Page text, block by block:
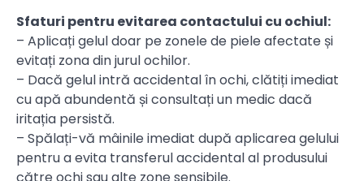
Sfaturi pentru evitarea contactului cu ochiul:
– Aplicați gelul doar pe zonele de piele afectate și
evitați zona din jurul ochilor.
– Dacă gelul intră accidental în ochi, clătiți imediat
cu apă abundentă și consultați un medic dacă
iritația persistă.
– Spălați-vă mâinile imediat după aplicarea gelului
pentru a evita transferul accidental al produsului